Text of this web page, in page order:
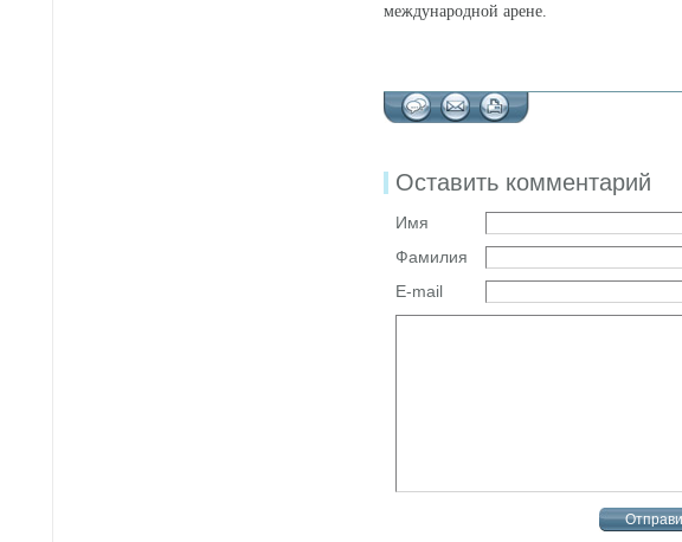
международной арене.
Оставить комментарий
Имя
Фамилия
E-mail